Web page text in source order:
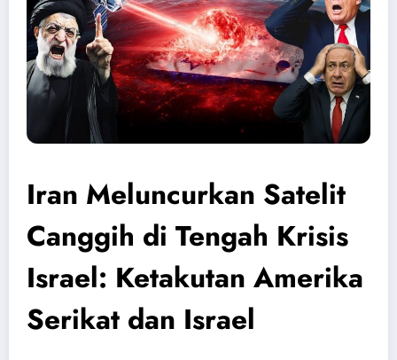
Iran Meluncurkan Satelit
Canggih di Tengah Krisis
Israel: Ketakutan Amerika
Serikat dan Israel